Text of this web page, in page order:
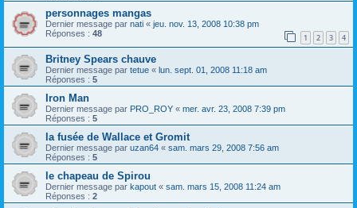
personnages mangas
Dernier message par nati « jeu. nov. 13, 2008 10:38 pm
Réponses : 48 1 2 3 4
Britney Spears chauve
Dernier message par tetue « lun. sept. 01, 2008 11:18 am
Réponses : 5
Iron Man
Dernier message par PRO_ROY « mer. avr. 23, 2008 7:39 pm
Réponses : 5
la fusée de Wallace et Gromit
Dernier message par uzan64 « sam. mars 29, 2008 7:56 am
Réponses : 5
le chapeau de Spirou
Dernier message par kapout « sam. mars 15, 2008 11:24 am
Réponses : 2